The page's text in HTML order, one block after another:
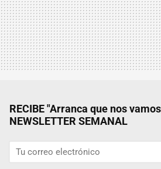
RECIBE "Arranca que nos
NEWSLETTER SEMANAL